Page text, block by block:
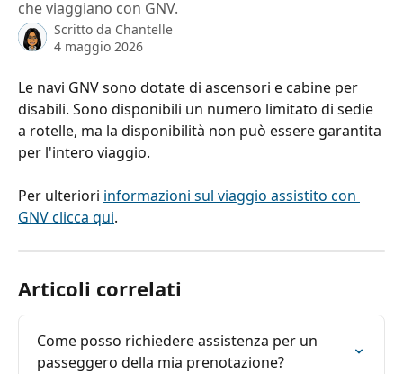
che viaggiano con GNV.
Scritto da Chantelle
4 maggio 2026
Le navi GNV sono dotate di ascensori e cabine per
disabili. Sono disponibili un numero limitato di sedie
a rotelle, ma la disponibilità non può essere garantita
per l'intero viaggio.
Per ulteriori informazioni sul viaggio assistito con
GNV clicca qui.
Articoli correlati
Come posso richiedere assistenza per un
passeggero della mia prenotazione?